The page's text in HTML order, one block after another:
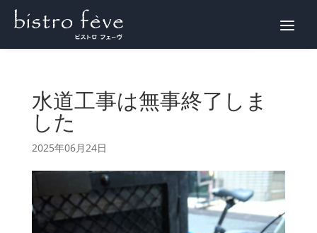
水道工事は無事終了しま
した
2025年06月24日